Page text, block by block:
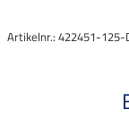
Artikelnr.: 422451-125-